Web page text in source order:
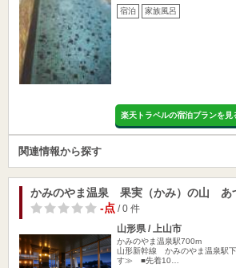
宿泊 家族風呂
楽天トラベルの宿泊プランを見
関連情報から探す
かみのやま温泉 果実（かみ）の山 あ
-点/ 0 件
山形県 / 上山市
かみのやま温泉駅700m
山形新幹線 かみのやま温泉駅
す≫ ■先着10…